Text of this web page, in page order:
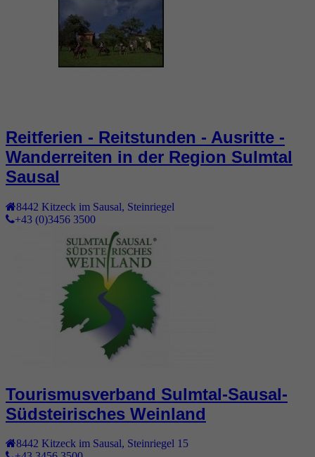
Reitferien - Reitstunden - Ausritte -
Wanderreiten in der Region Sulmtal
Sausal
8442 Kitzeck im Sausal
Steinriegel
+43 (0)3456 3500
Tourismusverband Sulmtal-Sausal-
Südsteirisches Weinland
8442 Kitzeck im Sausal, Steinriegel 15